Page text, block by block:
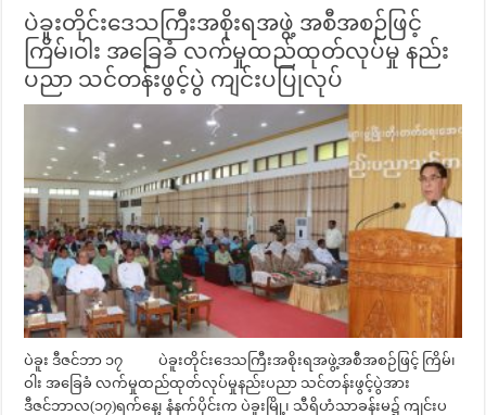
ပဲခူးတိုင်းဒေသကြီးအစိုးရအဖွဲ့ အစီအစဉ်ဖြင့်
ကြိမ်၊ဝါး အခြေခံ လက်မှုထည်ထုတ်လုပ်မှု နည်း
ပညာ သင်တန်းဖွင့်ပွဲ ကျင်းပပြုလုပ်
ပဲခူး ဒီဇင်ဘာ ၁၇ ပဲခူးတိုင်းဒေသကြီးအစိုးရအဖွဲ့အစီအစဉ်ဖြင့် ကြိမ်၊
ဝါး အခြေခံ လက်မှုထည်ထုတ်လုပ်မှုနည်းပညာ သင်တန်းဖွင့်ပွဲအား
ဒီဇင်ဘာလ(၁၇)ရက်နေ့၊ နံနက်ပိုင်းက ပဲခူးမြို့၊ သီရိဟံသာခန်းမ၌ ကျင်းပ